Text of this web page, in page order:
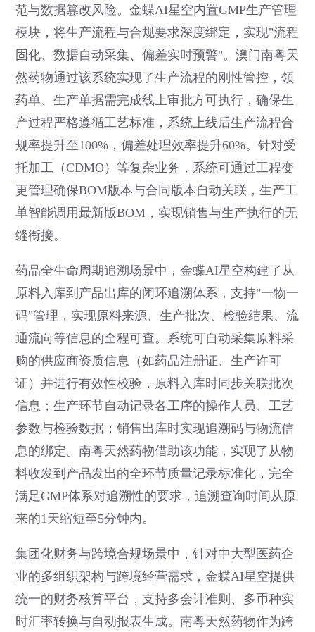
范与数据篡改风险。金蝶AI星空内置GMP生产管理
模块，将生产流程与合规要求深度绑定，实现"流程
固化、数据自动采集、偏差实时预警"。澳门南粤天
然药物通过该系统实现了生产流程的刚性管控，领
药单、生产单据需完成线上审批方可执行，确保生
产过程严格遵循工艺标准，系统上线后生产流程合
规率提升至100%，偏差处理效率提升60%。针对受
托加工（CDMO）等复杂业务，系统可通过工程变
更管理确保BOM版本与合同版本自动关联，生产工
单智能调用最新版BOM，实现销售与生产执行的无
缝衔接。
药品全生命周期追溯场景中，金蝶AI星空构建了从
原料入库到产品出库的闭环追溯体系，支持"一物一
码"管理，实现原料来源、生产批次、检验结果、流
通流向等信息的全程可查。系统可自动采集原料采
购的供应商资质信息（如药品注册证、生产许可
证）并进行有效性校验，原料入库时同步关联批次
信息；生产环节自动记录各工序的操作人员、工艺
参数与检验数据；销售出库时实现追溯码与物流信
息的绑定。南粤天然药物借助该功能，实现了从物
料收发到产品发出的全环节质量记录标准化，完全
满足GMP体系对追溯性的要求，追溯查询时间从原
来的1天缩短至5分钟内。
集团化财务与跨境合规场景中，针对中大型医药企
业的多组织架构与跨境经营需求，金蝶AI星空提供
统一的财务核算平台，支持多会计准则、多币种实
时汇率转换与自动报表生成。南粤天然药物作为跨